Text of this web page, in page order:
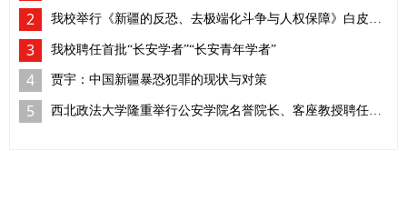
2 我校举行《新疆的反恐、去极端化斗争与人权保障》白皮书学习座谈会
3 我校聘任首批“长安学者”“长安青年学者”
4 贾宇：中国新疆暴恐犯罪的现状与对策
5